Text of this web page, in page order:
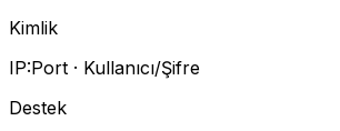
Kimlik
IP:Port · Kullanıcı/Şifre
Destek